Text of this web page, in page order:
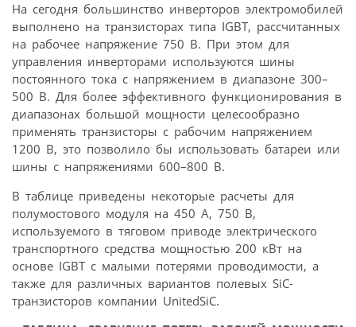
На сегодня большинство инверторов электромобилей
выполнено на транзисторах типа IGBT, рассчитанных
на рабочее напряжение 750 В. При этом для
управления инверторами используются шины
постоянного тока с напряжением в диапазоне 300–
500 В. Для более эффективного функционирования в
диапазонах большой мощности целесообразно
применять транзисторы с рабочим напряжением
1200 В, это позволило бы использовать батареи или
шины с напряжениями 600–800 В.
В таблице приведены некоторые расчеты для
полумостового модуля на 450 А, 750 В,
используемого в тяговом приводе электрического
транспортного средства мощностью 200 кВт на
основе IGBT с малыми потерями проводимости, а
также для различных вариантов полевых SiC-
транзисторов компании UnitedSiC.